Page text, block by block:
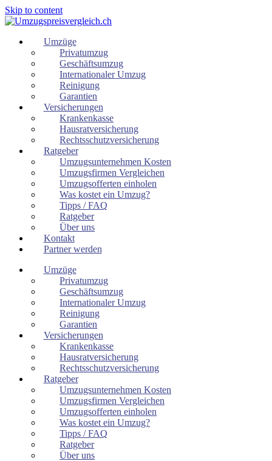
Skip to content
Umzüge
Privatumzug
Geschäftsumzug
Internationaler Umzug
Reinigung
Garantien
Versicherungen
Krankenkasse
Hausratversicherung
Rechtsschutzversicherung
Ratgeber
Umzugsunternehmen Kosten
Umzugsfirmen Vergleichen
Umzugsofferten einholen
Was kostet ein Umzug?
Tipps / FAQ
Ratgeber
Über uns
Kontakt
Partner werden
Umzüge
Privatumzug
Geschäftsumzug
Internationaler Umzug
Reinigung
Garantien
Versicherungen
Krankenkasse
Hausratversicherung
Rechtsschutzversicherung
Ratgeber
Umzugsunternehmen Kosten
Umzugsfirmen Vergleichen
Umzugsofferten einholen
Was kostet ein Umzug?
Tipps / FAQ
Ratgeber
Über uns